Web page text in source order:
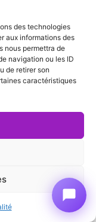
des technologies
aux informations des
nous permettra de
navigation ou les ID
de retirer son
caractéristiques
avec
se charge
police
la taille des
cookies et
les en